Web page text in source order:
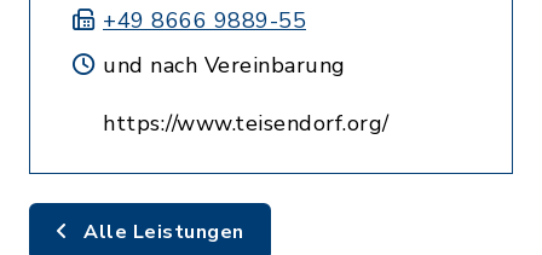
+49 8666 9889-55
und nach Vereinbarung
https://www.teisendorf.org/
Alle Leistungen